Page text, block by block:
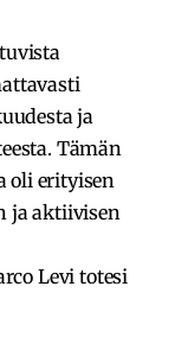
ja
Tämän
oli erityisen
ja aktiivisen
Levi totesi